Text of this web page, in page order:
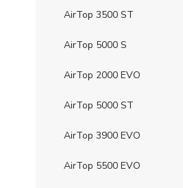
AirTop 3500 ST
AirTop 5000 S
AirTop 2000 EVO
AirTop 5000 ST
AirTop 3900 EVO
AirTop 5500 EVO